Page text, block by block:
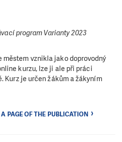
program Varianty 2023
vznikla jako doprovodný
kurzu, lze ji ale při práci
Kurz je určen žákům a žákyním
PAGE OF THE PUBLICATION